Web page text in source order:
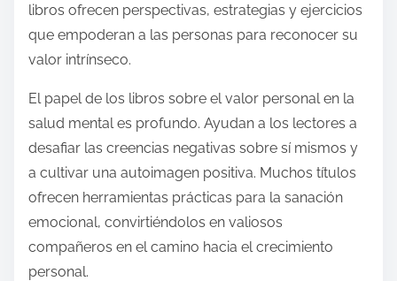
libros ofrecen perspectivas, estrategias y ejercicios
que empoderan a las personas para reconocer su
valor intrínseco.
El papel de los libros sobre el valor personal en la
salud mental es profundo. Ayudan a los lectores a
desafiar las creencias negativas sobre sí mismos y
a cultivar una autoimagen positiva. Muchos títulos
ofrecen herramientas prácticas para la sanación
emocional, convirtiéndolos en valiosos
compañeros en el camino hacia el crecimiento
personal.